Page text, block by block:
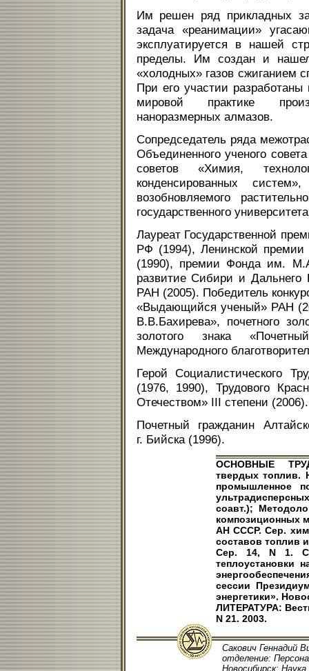
Им решен ряд прикладных
задача «реанимации»
эксплуатируется в нашей
пределы. Им создан и
«холодных» газов сжиганием
При его участии
мировой практике
наноразмерных алмазов.
Сопредседатель ряда
Объединенного ученого
советов «Химия,
конденсированных
возобновляемого
государственного
Лауреат Государственной
РФ (1994), Ленинской
(1990), премии Фонда им.
развитие Сибири и
РАН (2005). Победитель
«Выдающийся ученый» РАН
В.В.Бахирева», почетного
золотого знака
Международного
Герой Социалистического
(1976, 1990), Трудового
Отечеством» III степени (2006).
Почетный гражданин
г. Бийска (1996).
ОСНОВНЫЕ
твердых топлив.
промышленное
соавт.);
композиционных
АН СССР. Сер.
составов топлив
Сер. 14, N 1.
теплоустановки
сессии
энергетики».
ЛИТЕРАТУРА:
N 21. 2003.
Сакович Геннадий
отделение:
Новосибирск: